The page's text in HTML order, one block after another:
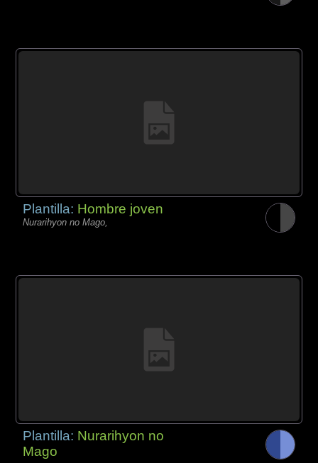
Plantilla: Hombre joven
Nurarihyon no Mago,
Plantilla: Nurarihyon no
Mago